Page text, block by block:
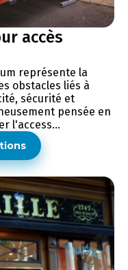
accès
représente la
obstacles liés à
sécurité et
pensée en
l'access...